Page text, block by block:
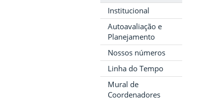
Institucional
Autoavaliação e
Planejamento
Nossos números
Linha do Tempo
Mural de
Coordenadores